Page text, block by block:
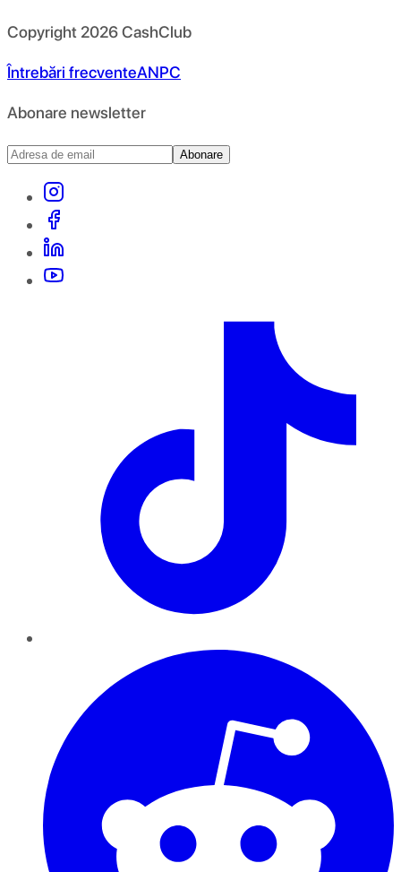
Copyright 2026CashClub
Întrebări frecventeANPC
Abonare newsletter
Abonare